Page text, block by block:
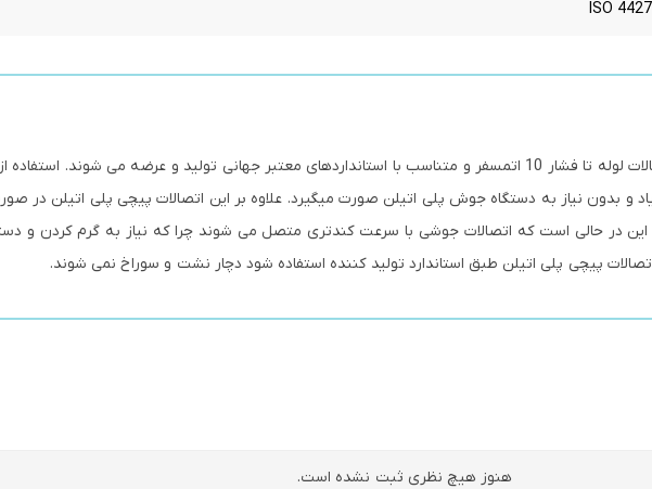
ISO 4427
اتصالات پیچی پلی اتیلن برای اتصالات لوله تا فشار 10 اتمسفر و متناسب با استانداردهای معتبر جهانی تولید و عرضه می شوند.
و بدون نیاز به دستگاه جوش پلی اتیلن صورت میگیرد. علاوه بر این اتصالات پیچی پلی اتیلن در
در حالی است که اتصالات جوشی با سرعت کندتری متصل می شوند چرا که نیاز به گرم کردن و
پیچی پلی اتیلن طبق استاندارد تولید کننده استفاده شود دچار نشت و سوراخ نمی شوند.
هنوز هیچ نظری ثبت نشده است.